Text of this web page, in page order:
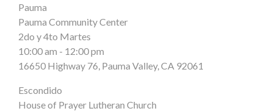
Pauma
Pauma Community Center
2do y 4to Martes
10:00 am - 12:00 pm
16650 Highway 76, Pauma Valley, CA 92061
Escondido
House of Prayer Lutheran Church